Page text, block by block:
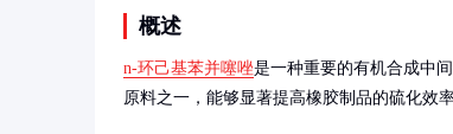
概述
n-环己基苯并噻唑是一种重要的有机合成中
原料之一，能够显著提高橡胶制品的硫化效率